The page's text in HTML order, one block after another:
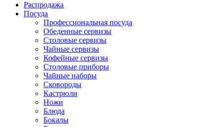
Распродажа
Посуда
Профессиональная посуда
Обеденные сервизы
Столовые сервизы
Чайные сервизы
Кофейные сервизы
Столовые приборы
Чайные наборы
Сковороды
Кастрюли
Ножи
Блюда
Бокалы